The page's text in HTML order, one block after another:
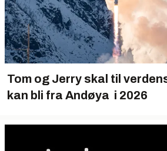
Tom og Jerry skal til
kan bli fra Andøya i 2026